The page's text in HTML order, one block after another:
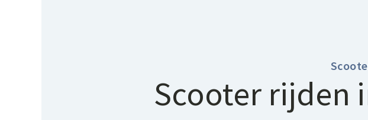
Scooter rijden